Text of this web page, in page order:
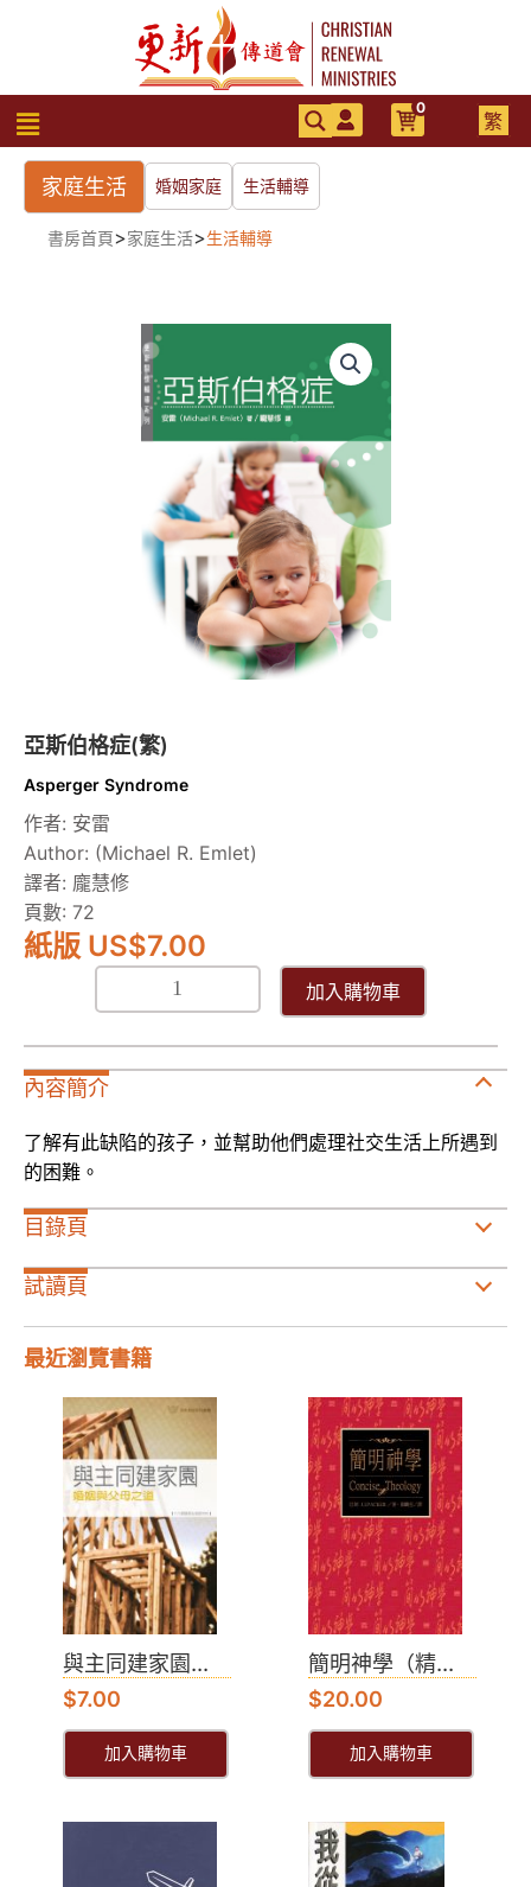
要
內選
單
0
繁
家庭生活 婚姻家庭 生活輔導
書房首頁>家庭生活>生活輔導
亞斯伯格症(繁)
Asperger Syndrome
作者: 安雷
Author: (Michael R. Emlet)
譯者: 龐慧修
頁數: 72
紙版 US$7.00
亞
斯
伯
格
加入購物車
內容簡介
了解有此缺陷的孩子，並幫助他們處理社交生活上所遇到
的困難。
目錄頁
試讀頁
最近瀏覽書籍
與主同建家園...
$7.00
加入購物車
簡明神學（精...
$20.00
加入購物車